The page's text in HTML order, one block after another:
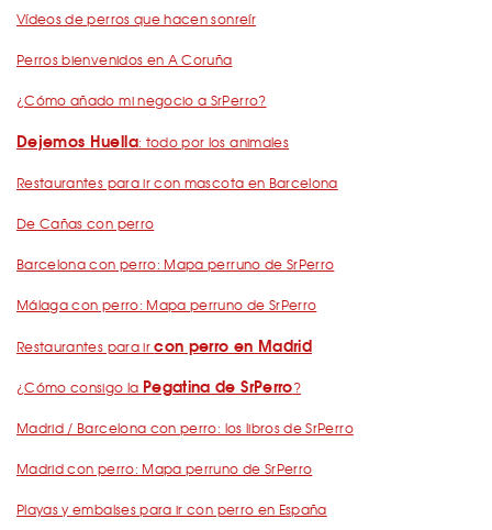
Vídeos de perros que hacen sonreír
Perros bienvenidos en A Coruña
¿Cómo añado mi negocio a SrPerro?
Dejemos Huella: todo por los animales
Restaurantes para ir con mascota en Barcelona
De Cañas con perro
Barcelona con perro: Mapa perruno de SrPerro
Málaga con perro: Mapa perruno de SrPerro
Restaurantes para ircon perro en Madrid
¿Cómo consigo la Pegatina de SrPerro?
Madrid / Barcelona con perro: los libros de SrPerro
Madrid con perro: Mapa perruno de SrPerro
Playas y embalses para ir con perro en España